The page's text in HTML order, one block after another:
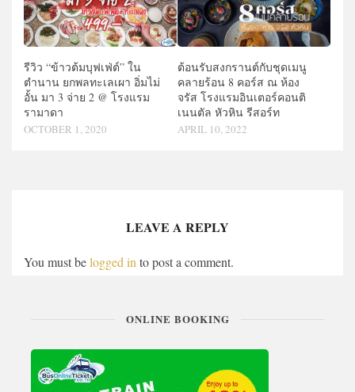
รีวิว “ข้าวต้มบุฟเฟ่ต์” ใน
ตำนาน ยกพลทะเลเผา อิ่มไม่
อั้น มา 3 จ่าย 2 @ โรงแรม
รามาดา
OCTOBER 1, 2020
ต้อนรับสงกรานต์กับชุดเมนู
คลายร้อน 8 คอร์ส ณ ห้อง
จรัส โรงแรมอินเตอร์คอนติ
เนนตัล หัวหิน รีสอร์ท
APRIL 10, 2022
LEAVE A REPLY
You must belogged into post a comment.
ONLINE BOOKING